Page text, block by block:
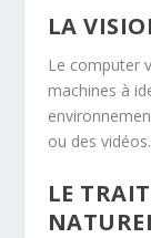
LA
Le computer
machines à
ou des vidéos.
LE